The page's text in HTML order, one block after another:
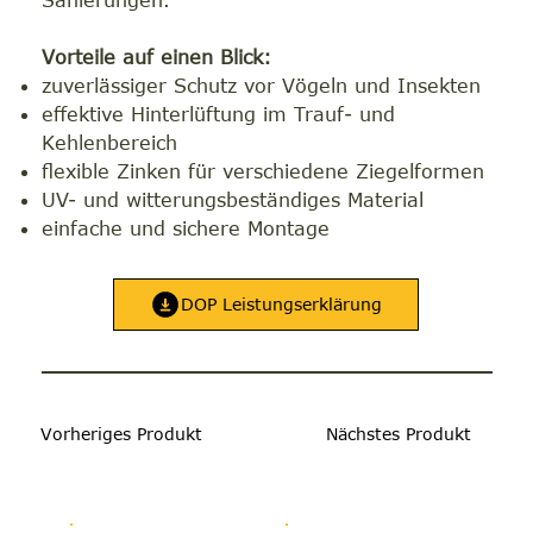
Vorteile auf einen Blick:
zuverlässiger Schutz vor Vögeln und Insekten
effektive Hinterlüftung im Trauf- und
Kehlenbereich
flexible Zinken für verschiedene Ziegelformen
UV- und witterungsbeständiges Material
einfache und sichere Montage
DOP Leistungserklärung
Vorheriges Produkt Nächstes Produkt